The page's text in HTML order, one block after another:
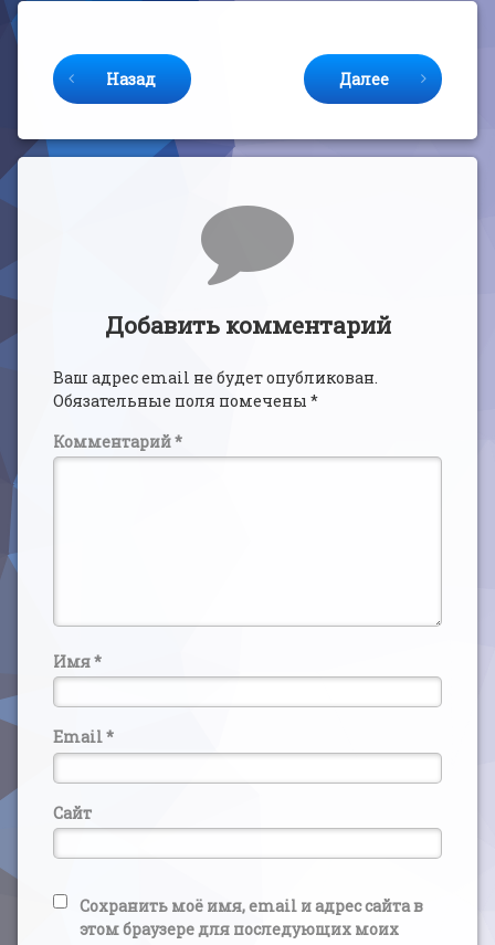
Назад Далее
Комментарии
Добавить комментарий
Ваш адрес email не будет опубликован.
Обязательные поля помечены *
Комментарий*
Имя*
Email*
Сайт
Сохранить моё имя, email и адрес сайта в
этом браузере для последующих моих